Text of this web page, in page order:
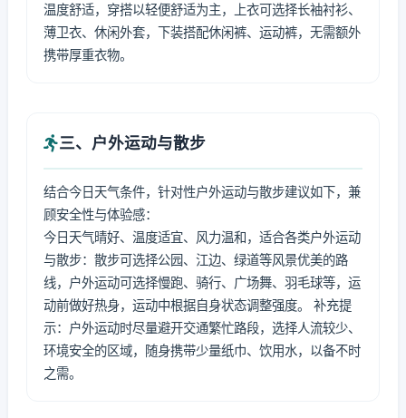
温度舒适，穿搭以轻便舒适为主，上衣可选择长袖衬衫、
薄卫衣、休闲外套，下装搭配休闲裤、运动裤，无需额外
携带厚重衣物。
三、户外运动与散步
结合今日天气条件，针对性户外运动与散步建议如下，兼
顾安全性与体验感：
今日天气晴好、温度适宜、风力温和，适合各类户外运动
与散步：散步可选择公园、江边、绿道等风景优美的路
线，户外运动可选择慢跑、骑行、广场舞、羽毛球等，运
动前做好热身，运动中根据自身状态调整强度。 补充提
示：户外运动时尽量避开交通繁忙路段，选择人流较少、
环境安全的区域，随身携带少量纸巾、饮用水，以备不时
之需。